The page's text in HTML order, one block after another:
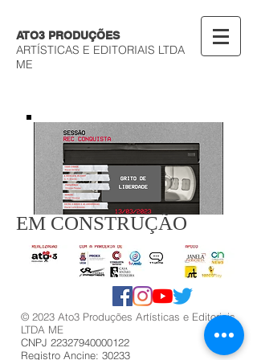
ATO3 PRODUÇÕES
ARTÍSTICAS E EDITORIAIS LTDA
ME
EM CONSTRUÇÃO
© 2023 Ato3 Produções Artísticas e Editoriais
LTDA ME
CNPJ 22327940000122
Registro Ancine: 30233